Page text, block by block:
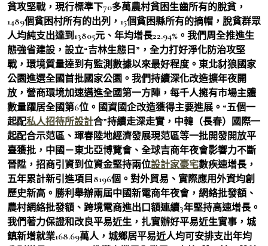
貧攻堅戰，現行標準下70多萬農村貧困生齒所有的脫貧，
1489個貧困村所有的出列，15個貧困縣所有的摘帽，脫貧群眾
人均純支出達到13805元、年均增長22.94%。我們周全推進生
態強省建設，設立“吉林生態日”，全力打好淨化防治攻堅
戰，環境質量達到有監測數據以來最好程度。東北豺狼國家
公園進選全國首批國家公園。我們持續深化改造擴年夜開
放，營商環境加速邁進全國第一方陣，每千人擁有市場主體
數量躍居全國第6位。國資國企改造獲得主要進展。“五個一
起配私人招待所設計合”持續走深走實，中韓（長春）國際一
起配合示范區、琿春陸地經濟發展現范區等一批開發開放平
臺獲批，中國－東北亞博覽會、全球吉商年夜會影響力不斷
晉陞，招商引資到位資金堅持兩位設計家豪宅數疾速增長，
五年累計新引進項目8196個。對外貿易、實際應用外資均創
歷史新高。勝利舉辦兩屆中國新電商年夜會，網絡批發額、
農村網絡批發額、跨境電商進出口額連續3年堅持高速增長。
我們著力保證和改良平易近生，扎實辦好平易近生實事，城
鎮新增就業168.69萬人，城鄉居平易近人均可安排支出年均